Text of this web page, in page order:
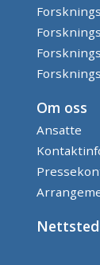
Om oss
Ansatte